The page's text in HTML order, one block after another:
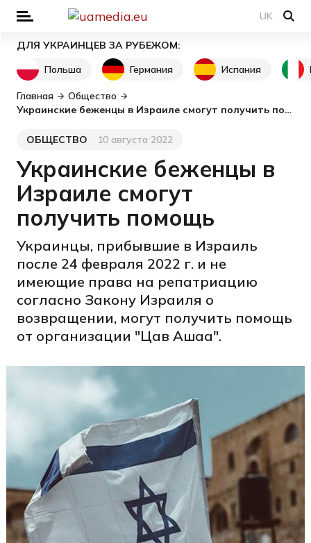
UK
ДЛЯ УКРАИНЦЕВ ЗА РУБЕЖОМ:
Польша
Германия Испания
Главная
Общество
Украинские беженцы в Израиле смогут получить помощь
Категория
ОБЩЕСТВО
Дата публикации10 августа 2022
Украинские беженцы в
Израиле смогут
получить помощь
Украинцы, прибывшие в Израиль
после 24 февраля 2022 г. и не
имеющие права на репатриацию
согласно Закону Израиля о
возвращении, могут получить помощь
от организации "Цав Ашаа".